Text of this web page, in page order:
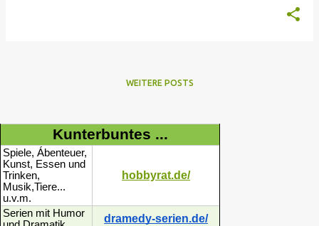
WEITERE POSTS
Kunterbuntes ...
Spiele, Ábenteuer,
Kunst, Essen und
Trinken,
Musik,Tiere...
u.v.m.
hobbyrat.de/
Serien mit Humor
dramedy-serien.de/